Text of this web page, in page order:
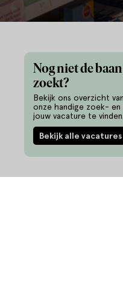
Nog niet de
zoekt?
Bekijk ons overzicht
onze handige zoek-
jouw vacature te vinden.
Bekijk alle vacatures